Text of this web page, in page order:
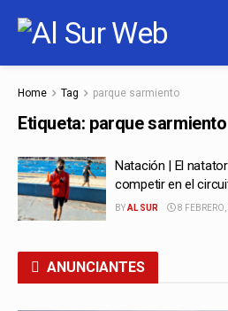
Home Tag parque sarmiento
Etiqueta: parque sarmiento
Natación | El
competir en el
BYAL SUR 8 FEBRERO,
ANUNCIANTES